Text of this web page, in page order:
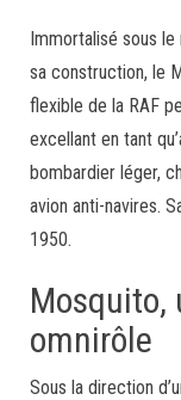
Immortalisé sous
sa construction, le
flexible de la RAF
excellant en tant
bombardier léger,
avion anti-navires.
1950.
Mosquito,
omnirôle
Sous la direction